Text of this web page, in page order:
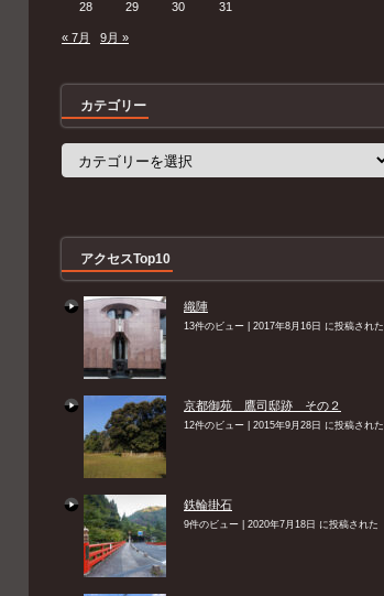
28 29 30 31
« 7月 9月 »
カテゴリー
カ
アクセスTop10
織陣
13件のビュー 2017年8月16日 に投稿された
京都御苑 鷹司邸跡 その２
12件のビュー 2015年9月28日 に投稿された
鉄輪掛石
9件のビュー 2020年7月18日 に投稿された